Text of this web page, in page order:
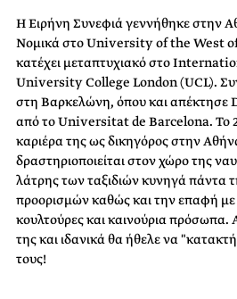
Η Ειρήνη Συνεφιά γεννήθηκε στην
Νομικά στο University of the West
κατέχει μεταπτυχιακό στο
University College London (UCL).
στη Βαρκελώνη, όπου και απέκτησε
από το Universitat de Barcelona. Το
καριέρα της ως δικηγόρος στην
δραστηριοποιείται στον χώρο της
λάτρης των ταξιδιών κυνηγά πάντα
προορισμών καθώς και την επαφή με
κουλτούρες και καινούρια πρόσωπα.
της και ιδανικά θα ήθελε να
τους!